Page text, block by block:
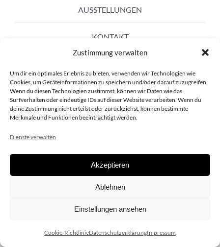
Zustimmung verwalten
Um dir ein optimales Erlebnis zu bieten, verwenden wir Technologien wie
Cookies, um Geräteinformationen zu speichern und/oder darauf zuzugreifen.
Wenn du diesen Technologien zustimmst, können wir Daten wie das
Surfverhalten oder eindeutige IDs auf dieser Website verarbeiten. Wenn du
deine Zustimmung nicht erteilst oder zurückziehst, können bestimmte
Merkmale und Funktionen beeinträchtigt werden.
Dienste verwalten
Akzeptieren
Ablehnen
Einstellungen ansehen
Cookie-RichtlinieDatenschutzerklärungImpressum
AUSSTELLUNGEN
KONTAKT
Copyright 2020 dieSCHAUsteller.at |Datenschützerklärung|
| Design:www.ARGEntur.at